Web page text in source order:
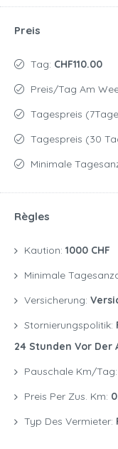
Preis
Tag: CHF110.00
Preis/Tag Am
Tagespreis
Tagespreis (30
Minimale
Règles
Kaution: 1000 CHF
Minimale
Versicherung:
Stornierungspolitik:
24 Stunden Vor Der
Pauschale Km/Tag:
Preis Per Zus. Km:
Typ Des Vermieter: